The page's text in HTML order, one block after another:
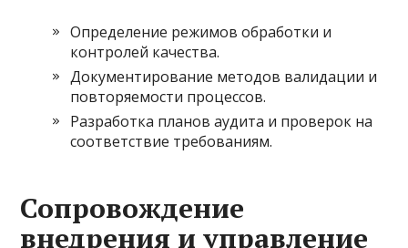
Определение режимов обработки и
контролей качества.
Документирование методов валидации и
повторяемости процессов.
Разработка планов аудита и проверок на
соответствие требованиям.
Сопровождение
внедрения и управление